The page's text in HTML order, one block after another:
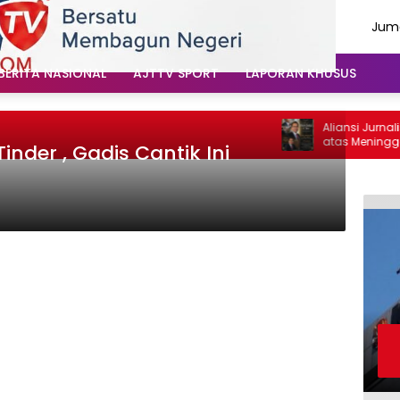
NASIONAL AJTTV SPORT LAPORAN KHUSUS
Aliansi Jurnalis
atas
Santoso: “Beliau
, Gadis Cantik Ini